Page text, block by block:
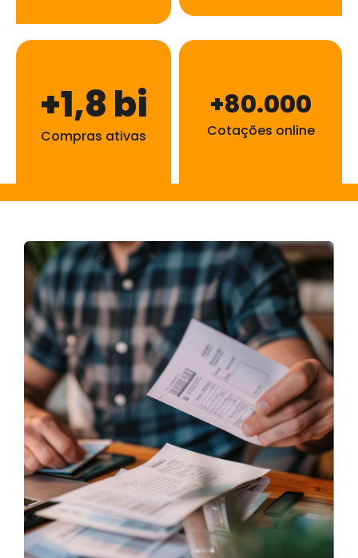
+1,8 bi
Compras ativas
+80.000
Cotações online